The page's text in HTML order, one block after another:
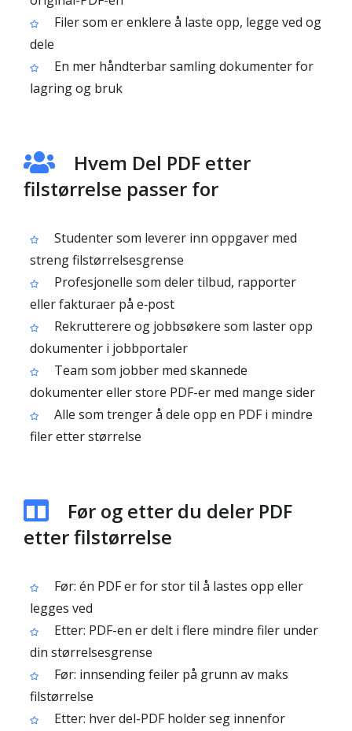
Filer som er enklere å laste opp, legge ved og
dele
En mer håndterbar samling dokumenter for
lagring og bruk
Hvem Del PDF etter
filstørrelse passer for
Studenter som leverer inn oppgaver med
streng filstørrelsesgrense
Profesjonelle som deler tilbud, rapporter
eller fakturaer på e‑post
Rekrutterere og jobbsøkere som laster opp
dokumenter i jobbportaler
Team som jobber med skannede
dokumenter eller store PDF-er med mange sider
Alle som trenger å dele opp en PDF i mindre
filer etter størrelse
Før og etter du deler PDF
etter filstørrelse
Før: én PDF er for stor til å lastes opp eller
legges ved
Etter: PDF-en er delt i flere mindre filer under
din størrelsesgrense
Før: innsending feiler på grunn av maks
filstørrelse
Etter: hver del-PDF holder seg innenfor